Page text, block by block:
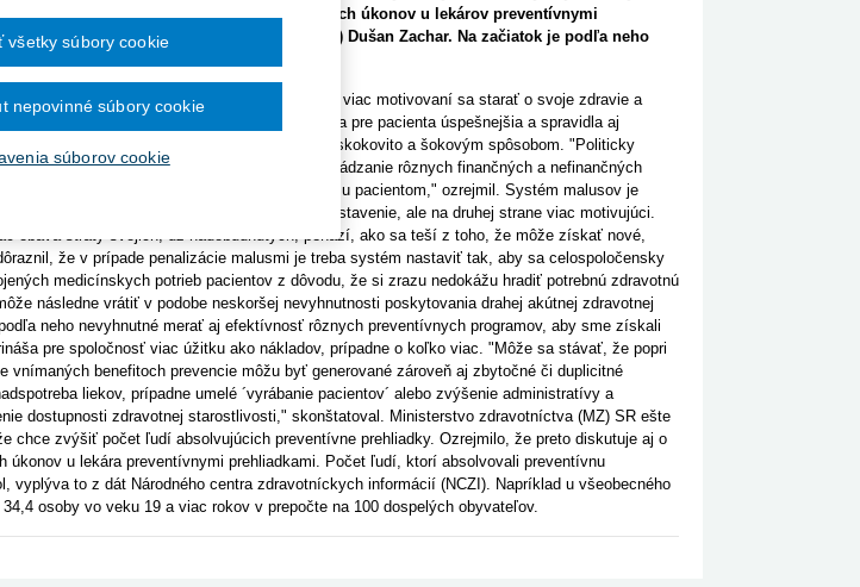
na
Ročník 2013
Ročník 2012
s ideou podmienenia preplácania niektorých úkonov u lekárov preventívnymi
pre ekonomické a sociálne reformy (INEKO) Dušan Zachar. Na začiatok je podľa neho
rôznych benefitov.
o motivácii pacienta. "Ide o to, aby boli ľudia viac motivovaní sa starať o svoje zdravie a
v úvodných štádiách, keď býva liečba pre pacienta úspešnejšia a spravidla aj
však podľa neho malo citlivo a postupne, nie skokovito a šokovým spôsobom. "Politicky
takticky rozumnejšie, hoci menej účinné, je zavádzanie rôznych finančných a nefinančných
prehliadok alebo dodržaní liečebného programu pacientom," ozrejmil. Systém malusov je
spoločensky citlivý, náročnejší na správne nastavenie, ale na druhej strane viac motivujúci.
obáva straty svojich, už nadobudnutých, peňazí, ako sa teší z toho, že môže získať nové,
že v prípade penalizácie malusmi je treba systém nastaviť tak, aby sa celospoločensky
medicínskych potrieb pacientov z dôvodu, že si zrazu nedokážu hradiť potrebnú zdravotnú
následne vrátiť v podobe neskoršej nevyhnutnosti poskytovania drahej akútnej zdravotnej
neho nevyhnutné merať aj efektívnosť rôznych preventívnych programov, aby sme získali
pre spoločnosť viac úžitku ako nákladov, prípadne o koľko viac. "Môže sa stávať, že popri
vnímaných benefitoch prevencie môžu byť generované zároveň aj zbytočné či duplicitné
liekov, prípadne umelé ´vyrábanie pacientov´ alebo zvýšenie administratívy a
dostupnosti zdravotnej starostlivosti," skonštatoval. Ministerstvo zdravotníctva (MZ) SR ešte
chce zvýšiť počet ľudí absolvujúcich preventívne prehliadky. Ozrejmilo, že preto diskutuje aj o
úkonov u lekára preventívnymi prehliadkami. Počet ľudí, ktorí absolvovali preventívnu
vyplýva to z dát Národného centra zdravotníckych informácií (NCZI). Napríklad u všeobecného
osoby vo veku 19 a viac rokov v prepočte na 100 dospelých obyvateľov.
súborov cookie
nepovinné súbory cookie
všetky súbory cookie